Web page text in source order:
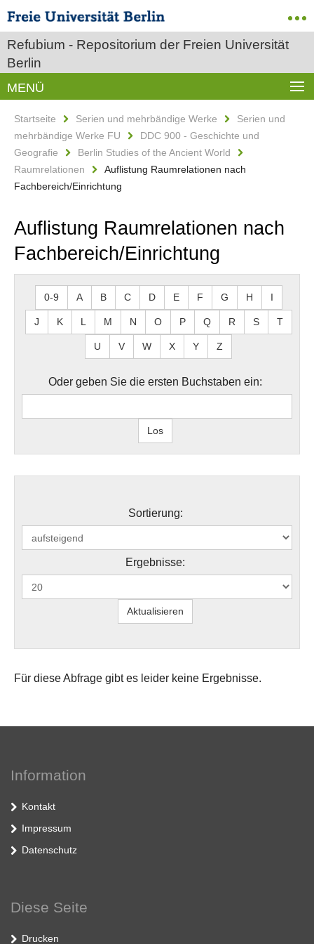
Refubium - Repositorium der Freien Universität
Berlin
MENÜ
Startseite Serien und mehrbändige Werke
Serien und
mehrbändige Werke FU
DDC 900 - Geschichte und
Geografie
Berlin Studies of the Ancient World
Raumrelationen
Auflistung Raumrelationen nach
Fachbereich/Einrichtung
Auflistung Raumrelationen nach
Fachbereich/Einrichtung
0-9 A B C D E F G H I
J K L M N O P Q R S T
U V W X Y Z
Oder geben Sie die ersten Buchstaben ein:
Sortierung:
Ergebnisse:
Für diese Abfrage gibt es leider keine Ergebnisse.
Information
Kontakt
Impressum
Datenschutz
Diese Seite
Drucken